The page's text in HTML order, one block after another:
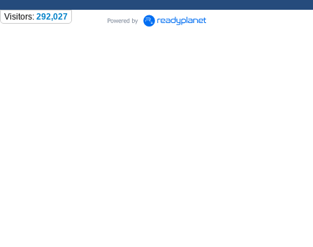
Visitors: 292,027